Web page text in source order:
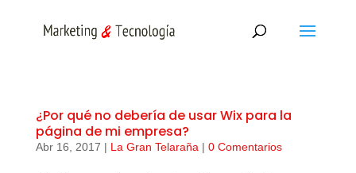
¿Por qué no debería de usar Wix para la
página de mi empresa?
Abr 16, 2017 | La Gran Telaraña | 0 Comentarios